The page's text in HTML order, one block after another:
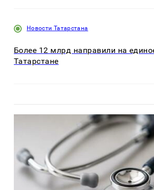
Новости Татарстана
Более 12 млрд направили на
Татарстане